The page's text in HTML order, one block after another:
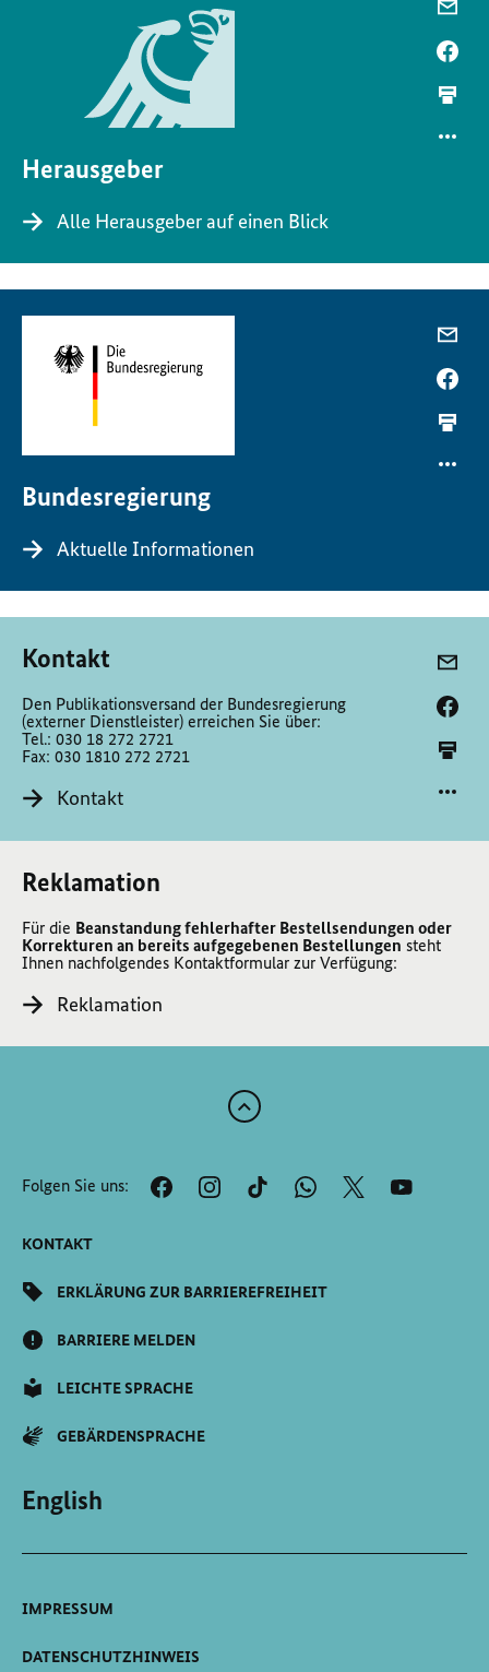
Herausgeber
Alle Herausgeber auf einen Blick
Bundesregierung
Aktuelle Informationen
Kontakt
Den Publikationsversand der Bundesregierung
(externer Dienstleister) erreichen Sie über:
Tel.: 030 18 272 2721
Fax: 030 1810 272 2721
Kontakt
Reklamation
Für die Beanstandung fehlerhafter Bestellsendungen oder
Korrekturen an bereits aufgegebenen Bestellungen steht
Ihnen nachfolgendes Kontaktformular zur Verfügung:
Reklamation
Zum
der
Seite
Folgen Sie uns:
KONTAKT
ERKLÄRUNG ZUR BARRIEREFREIHEIT
BARRIERE MELDEN
LEICHTE SPRACHE
GEBÄRDENSPRACHE
English
IMPRESSUM
DATENSCHUTZHINWEIS